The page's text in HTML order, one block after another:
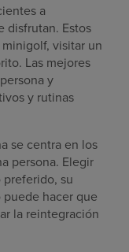
a
disfrutan. Estos
visitar un
Las mejores
y
y rutinas
se centra en los
persona. Elegir
su
hacer que
la reintegración